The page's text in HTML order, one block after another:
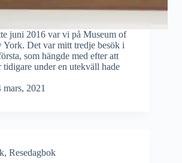
juni 2016 var vi på Museum of
Det var mitt tredje besök i
som hängde med efter att
tidigare under en utekväll hade
mars, 2021
, Resedagbok